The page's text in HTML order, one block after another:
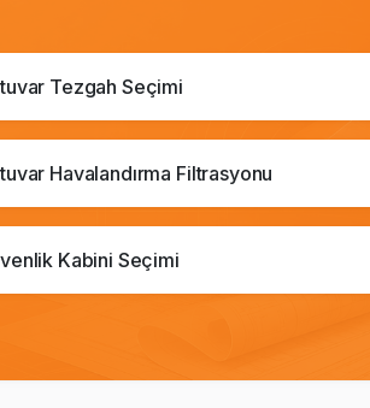
Tezgah Seçimi
Havalandırma Filtrasyonu
Kabini Seçimi